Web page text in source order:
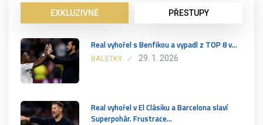
EXKLUZIVNĚ PŘESTUPY
Real vyhořel s Benfikou a vypadl z TOP 8 v…
BALETKY 29. 1. 2026
Real vyhořel v El Clásiku a Barcelona slaví
Superpohár. Frustrace…